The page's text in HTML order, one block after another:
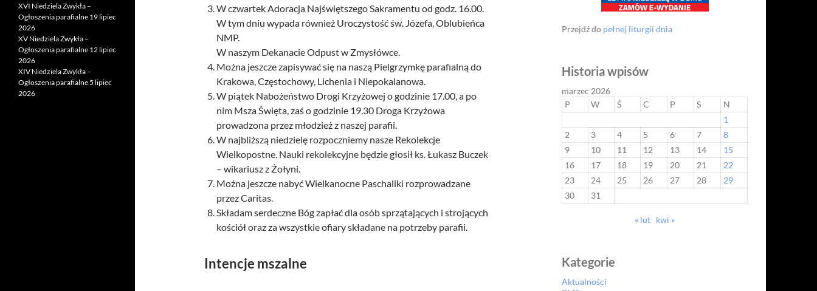
W czwartek Adoracja Najświętszego Sakramentu od godz. 16.00.
W tym dniu wypada również Uroczystość św. Józefa, Oblubieńca
NMP.
W naszym Dekanacie Odpust w Zmysłówce.
Można jeszcze zapisywać się na naszą Pielgrzymkę parafialną do
Krakowa, Częstochowy, Lichenia i Niepokalanowa.
W piątek Nabożeństwo Drogi Krzyżowej o godzinie 17.00, a po
nim Msza Święta, zaś o godzinie 19.30 Droga Krzyżowa
prowadzona przez młodzież z naszej parafii.
W najbliższą niedzielę rozpoczniemy nasze Rekolekcje
Wielkopostne. Nauki rekolekcyjne będzie głosił ks. Łukasz Buczek
– wikariusz z Żołyni.
Można jeszcze nabyć Wielkanocne Paschaliki rozprowadzane
przez Caritas.
Składam serdeczne Bóg zapłać dla osób sprzątających i strojących
kościół oraz za wszystkie ofiary składane na potrzeby parafii.
Intencje mszalne
Przejdź do pełnej liturgii dnia
Historia wpisów
marzec 2026
P
W Ś C P S
N
1
2
3 4 5 6 7
8
9
10 11 12 13 14
15
16
17 18 19 20 21
22
23
24 25 26 27 28
29
30
31
« lut kwi »
Kategorie
Aktualności
XVI Niedziela Zwykła –
Ogłoszenia parafialne 19 lipiec
2026
XV Niedziela Zwykła –
Ogłoszenia parafialne 12 lipiec
2026
XIV Niedziela Zwykła –
Ogłoszenia parafialne 5 lipiec
2026